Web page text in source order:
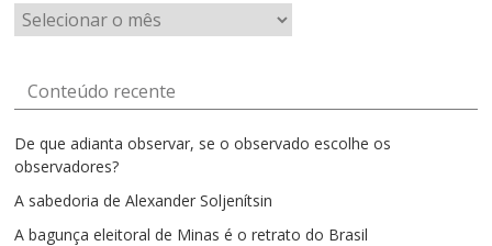
Artigos
por
Conteúdo recente
De que adianta observar, se o observado escolhe os
observadores?
A sabedoria de Alexander Soljenítsin
A bagunça eleitoral de Minas é o retrato do Brasil